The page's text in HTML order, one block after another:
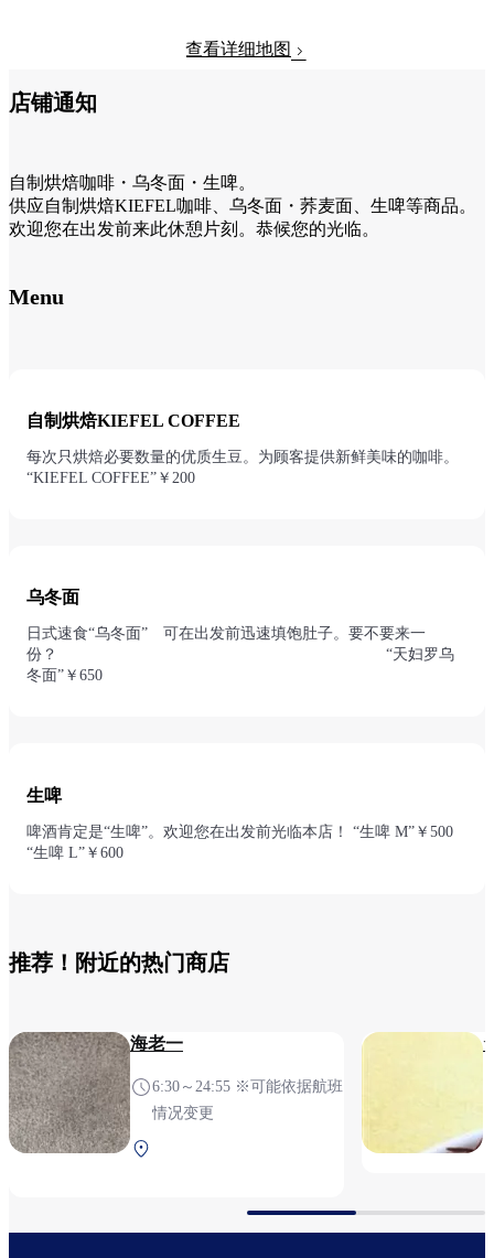
查看详细地图
店铺通知
自制烘焙咖啡・乌冬面・生啤。
供应自制烘焙KIEFEL咖啡、乌冬面・荞麦面、生啤等商品。
欢迎您在出发前来此休憩片刻。恭候您的光临。
Menu
自制烘焙KIEFEL COFFEE
每次只烘焙必要数量的优质生豆。为顾客提供新鲜美味的咖啡。
“KIEFEL COFFEE”￥200
乌冬面
日式速食“乌冬面” 可在出发前迅速填饱肚子。要不要来一
份？ “天妇罗乌
冬面”￥650
生啤
啤酒肯定是“生啤”。欢迎您在出发前光临本店！ “生啤 M”￥500
“生啤 L”￥600
推荐！附近的热门商店
海老一
6:30～24:55 ※可能依据航班
情况变更